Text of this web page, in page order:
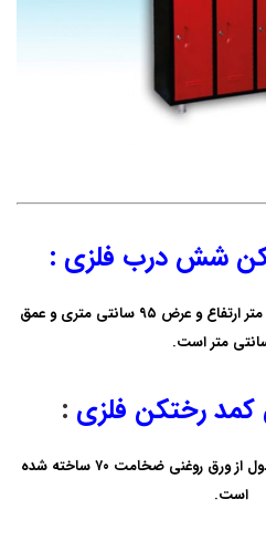
شش درب فلزی :
ابعاد این محصول ۱۹۵ سانتی متر ارتفاع و عرض ۹۵ سانتی متری و عمق
رختکن فلزی :
تمامی قسمت های این محصول از ورق روغنی ضخامت ۷۰ ساخته شده
است.